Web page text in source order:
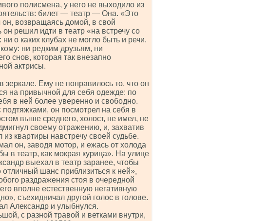
полисмена, у него не выходило из
билет — театр — Она. «Это
возвращаясь домой, в свой
решил идти в театр «на встречу со
о каких клубах не могло быть и речи.
ни редким друзьям, ни
снов, которая так внезапно
актрисы.
зеркале. Ему не понравилось то, что он
на привычной для себя одежде: по
в ней более уверенно и свободно.
он посмотрел на себя в
выше среднего, холост, не имел, не
своему отражению, и, захватив
квартиры навстречу своей судьбе.
он, заводя мотор, и ежась от холода
в театр, как мокрая курица». На улице
выехал в театр заранее, чтобы
отличный шанс приблизиться к ней»,
раздражения стоя в очередной
вполне естественную негативную
съехидничал другой голос в голове.
Александр и улыбнулся.
с разной травой и ветками внутри,